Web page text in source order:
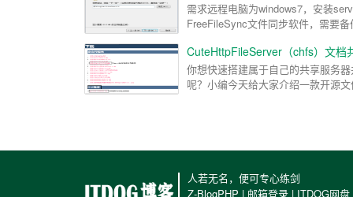
需求远程电脑为windows7，安装
FreeFileSync文件同步软件，需要
CuteHttpFileServer（chfs）文档
你想快速搭建属于自己的共享服务
呢？小编今天给大家介绍一款开源
人若无名，便可专心练剑
Z-BlogPHP | 邮箱登录 | ITDOG网盘